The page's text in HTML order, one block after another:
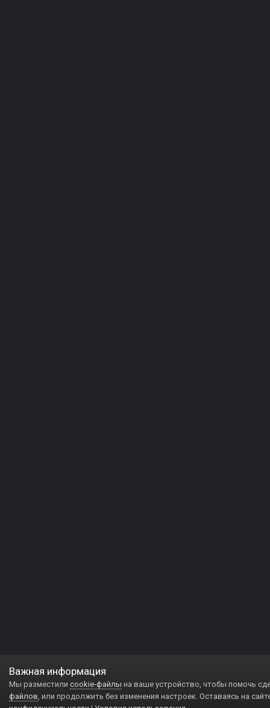
Важная информация
Мы разместили cookie-файлы на ваше устройство, чтобы помочь
файлов, или продолжить без изменения настроек. Оставаясь на